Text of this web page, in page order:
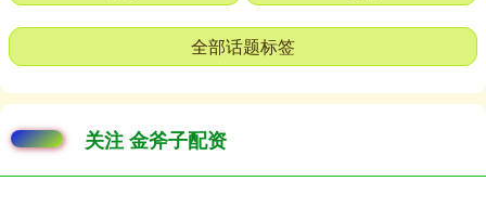
全部话题标签
关注 金斧子配资